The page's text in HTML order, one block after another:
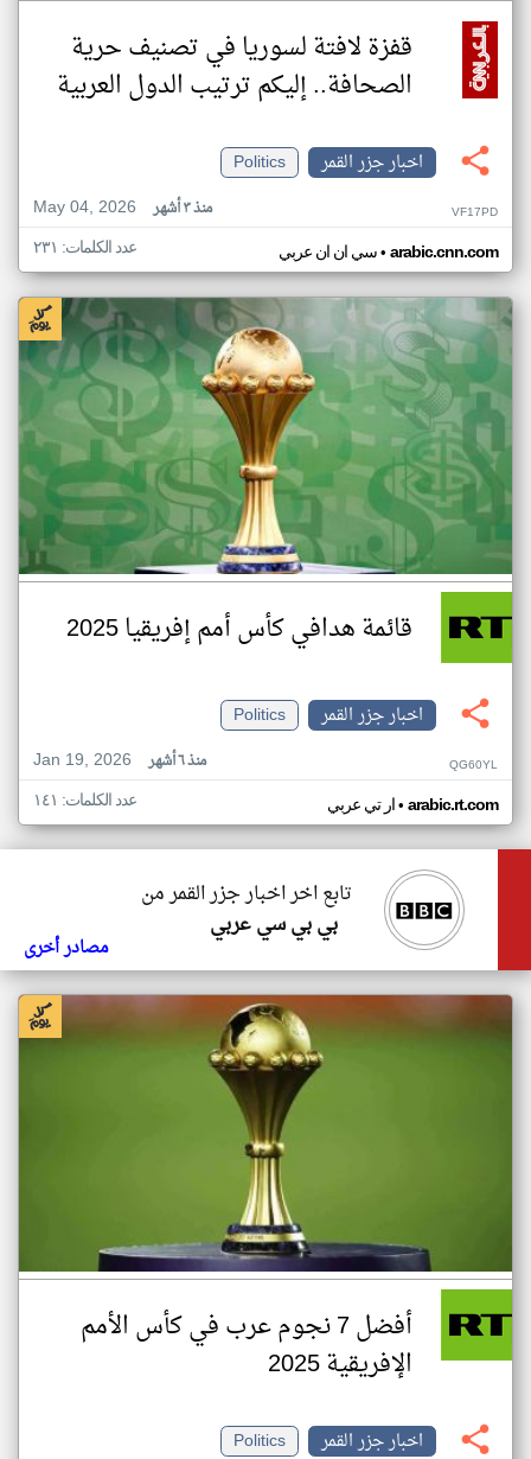
قفزة لافتة لسوريا في تصنيف حرية
الصحافة.. إليكم ترتيب الدول العربية
اخبار جزر القمر
Politics
May 04, 2026
منذ ٣ أشهر VF17PD
سي ان ان عربي• arabic.cnn.com عدد الكلمات: ٢٣١
قائمة هدافي كأس أمم إفريقيا 2025
اخبار جزر القمر
Politics
Jan 19, 2026
منذ ٦ أشهر QG60YL
ار تي عربي• arabic.rt.com عدد الكلمات: ١٤١
تابع اخر اخبار جزر القمر من
بي بي سي عربي
مصادر أخرى
أفضل 7 نجوم عرب في كأس الأمم
الإفريقية 2025
اخبار جزر القمر
Politics